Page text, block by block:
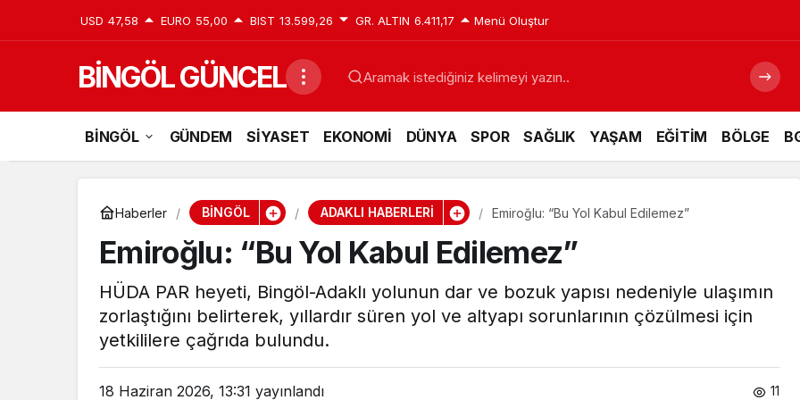
USD 47,58 EURO 55,00 BIST 13.599,26 GR. ALTIN 6.411,17 Menü Oluştur
BİNGÖL GÜNCEL Aramak istediğiniz kelimeyi yazın..
BİNGÖL GÜNDEM SİYASET EKONOMİ DÜNYA SPOR SAĞLIK YAŞAM EĞİTİM BÖLGE
Haberler BİNGÖL ADAKLI HABERLERİ Emiroğlu: “Bu Yol Kabul Edilemez”
Emiroğlu: “Bu Yol Kabul Edilemez”
HÜDA PAR heyeti, Bingöl-Adaklı yolunun dar ve bozuk yapısı nedeniyle ulaşımın
zorlaştığını belirterek, yıllardır süren yol ve altyapı sorunlarının çözülmesi için
yetkililere çağrıda bulundu.
18 Haziran 2026, 13:31 yayınlandı 11